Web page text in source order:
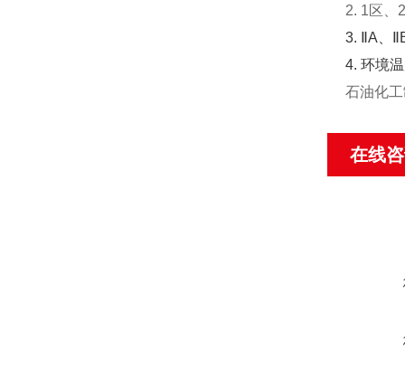
2. 1区、
3. ⅡA、
4. 环境
石油化
在线